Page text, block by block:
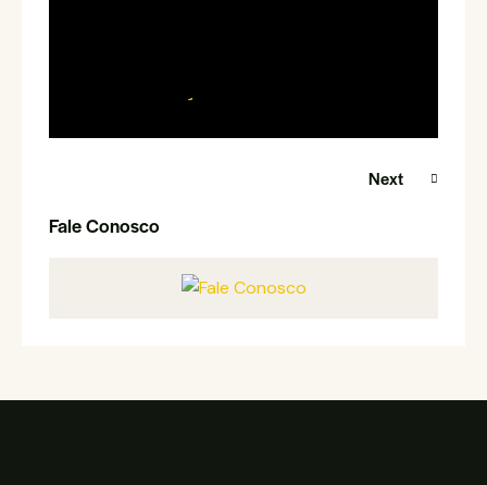
Next
Fale Conosco